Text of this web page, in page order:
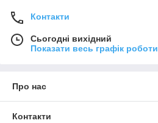
Контакти
Сьогодні вихідний
Показати весь графік роботи
Про нас
Контакти